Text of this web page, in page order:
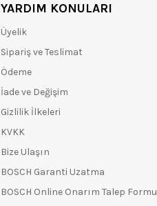
YARDIM KONULARI
Üyelik
Sipariş ve Teslimat
Ödeme
İade ve Değişim
Gizlilik İlkeleri
KVKK
Bize Ulaşın
BOSCH Garanti Uzatma
BOSCH Online Onarım Talep Formu